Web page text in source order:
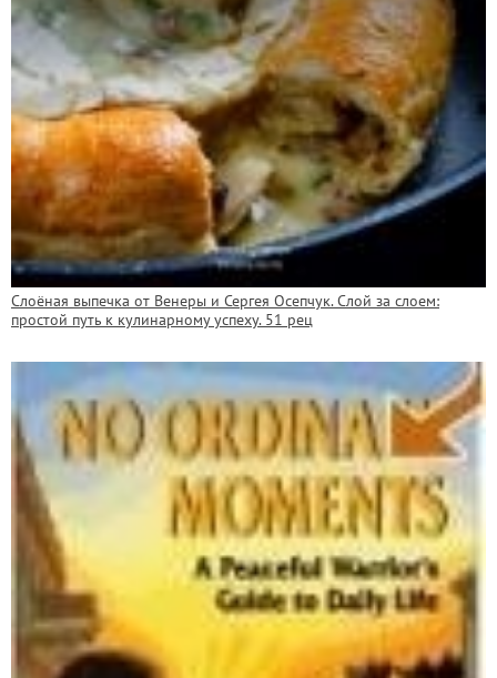
Слоёная выпечка от Венеры и Сергея Осепчук. Слой за слоем:
простой путь к кулинарному успеху. 51 рец